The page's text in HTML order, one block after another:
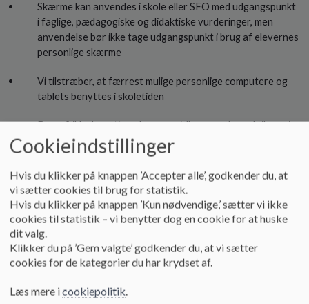
Skærme kan anvendes i skole eller SFO med udgangspunkt
i faglige, pædagogiske og didaktiske vurderinger, men
anvendelse bør ikke tage udgangspunkt i brug af elevernes
personlige skærme
Vi tilstræber, at færrest mulige personlige computere og
tablets benyttes i skoletiden
Der må ikke benyttes skærm og/eller smartboard til passiv
underholdning
Vi har skærmfri pauser på hele skolen
SKOLENS ANSVAR
Skolen sikrer mulighed for sikker opbevaring af medbragte
skærme fra 4. klasse
f.eks. computere, tablets eller andet IT-udstyr, skal disse
Cookieindstillinger
Hvis du klikker på knappen ’Accepter alle’, godkender du, at
vi sætter cookies til brug for statistik.
Hvis du klikker på knappen ’Kun nødvendige,’ sætter vi ikke
cookies til statistik – vi benytter dog en cookie for at huske
dit valg.
Klikker du på ’Gem valgte’ godkender du, at vi sætter
cookies for de kategorier du har krydset af.
Læs mere icookiepolitik.